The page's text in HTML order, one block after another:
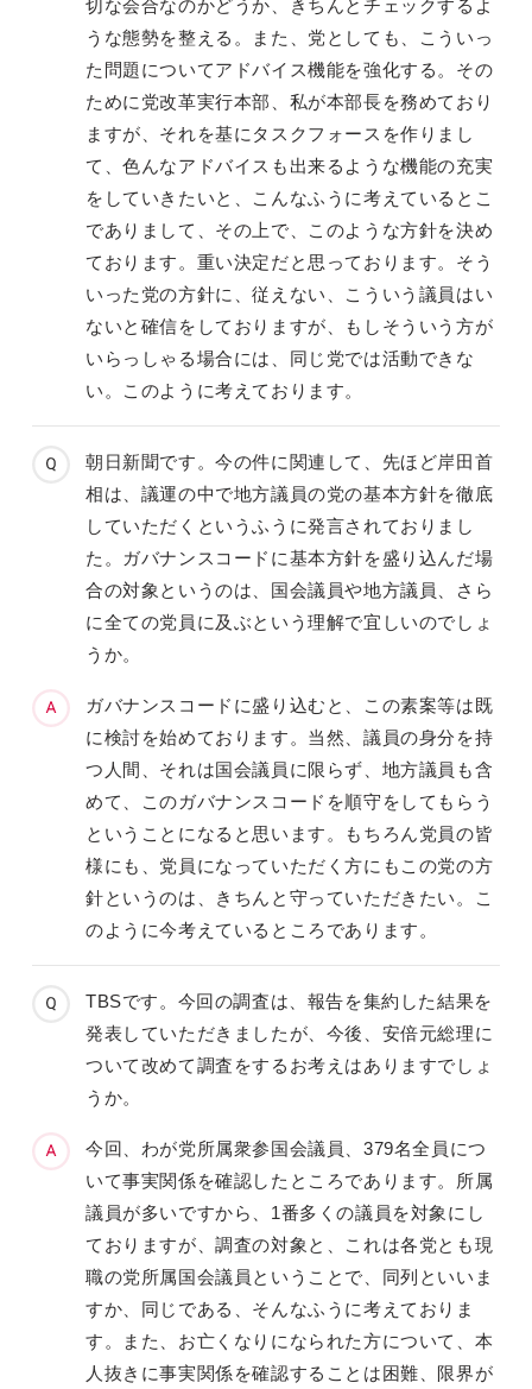
切な会合なのかどうか、きちんとチェックするよ
うな態勢を整える。また、党としても、こういっ
た問題についてアドバイス機能を強化する。その
ために党改革実行本部、私が本部長を務めており
ますが、それを基にタスクフォースを作りまし
て、色んなアドバイスも出来るような機能の充実
をしていきたいと、こんなふうに考えているとこ
でありまして、その上で、このような方針を決め
ております。重い決定だと思っております。そう
いった党の方針に、従えない、こういう議員はい
ないと確信をしておりますが、もしそういう方が
いらっしゃる場合には、同じ党では活動できな
い。このように考えております。
朝日新聞です。今の件に関連して、先ほど岸田首
相は、議運の中で地方議員の党の基本方針を徹底
していただくというふうに発言されておりまし
た。ガバナンスコードに基本方針を盛り込んだ場
合の対象というのは、国会議員や地方議員、さら
に全ての党員に及ぶという理解で宜しいのでしょ
うか。
ガバナンスコードに盛り込むと、この素案等は既
に検討を始めております。当然、議員の身分を持
つ人間、それは国会議員に限らず、地方議員も含
めて、このガバナンスコードを順守をしてもらう
ということになると思います。もちろん党員の皆
様にも、党員になっていただく方にもこの党の方
針というのは、きちんと守っていただきたい。こ
のように今考えているところであります。
TBSです。今回の調査は、報告を集約した結果を
発表していただきましたが、今後、安倍元総理に
ついて改めて調査をするお考えはありますでしょ
うか。
今回、わが党所属衆参国会議員、379名全員につ
いて事実関係を確認したところであります。所属
議員が多いですから、1番多くの議員を対象にし
ておりますが、調査の対象と、これは各党とも現
職の党所属国会議員ということで、同列といいま
すか、同じである、そんなふうに考えておりま
す。また、お亡くなりになられた方について、本
人抜きに事実関係を確認することは困難、限界が